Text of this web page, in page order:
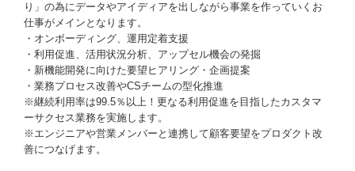
り」の為にデータやアイディアを出しながら事業を作っていくお
仕事がメインとなります。
・オンボーディング、運用定着支援
・利用促進、活用状況分析、アップセル機会の発掘
・新機能開発に向けた要望ヒアリング・企画提案
・業務プロセス改善やCSチームの型化推進
※継続利用率は99.5％以上！更なる利用促進を目指したカスタマ
ーサクセス業務を実施します。
※エンジニアや営業メンバーと連携して顧客要望をプロダクト改
善につなげます。